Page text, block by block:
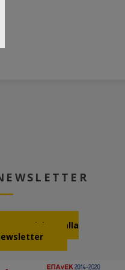
Iscrizione alla